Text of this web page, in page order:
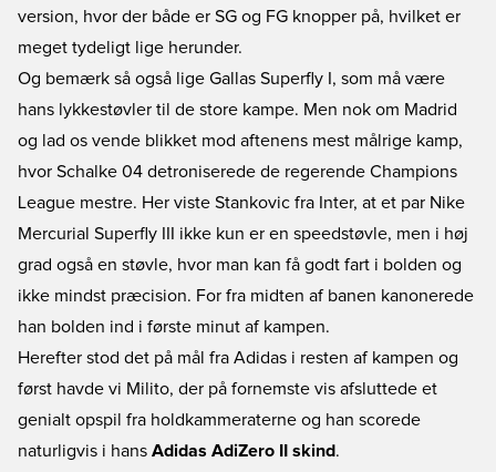
version, hvor der både er SG og FG knopper på, hvilket er
meget tydeligt lige herunder.
Og bemærk så også lige Gallas Superfly I, som må være
hans lykkestøvler til de store kampe. Men nok om Madrid
og lad os vende blikket mod aftenens mest målrige kamp,
hvor Schalke 04 detroniserede de regerende Champions
League mestre. Her viste Stankovic fra Inter, at et par Nike
Mercurial Superfly III ikke kun er en speedstøvle, men i høj
grad også en støvle, hvor man kan få godt fart i bolden og
ikke mindst præcision. For fra midten af banen kanonerede
han bolden ind i første minut af kampen.
Herefter stod det på mål fra Adidas i resten af kampen og
først havde vi Milito, der på fornemste vis afsluttede et
genialt opspil fra holdkammeraterne og han scorede
naturligvis i hans Adidas AdiZero II skind.